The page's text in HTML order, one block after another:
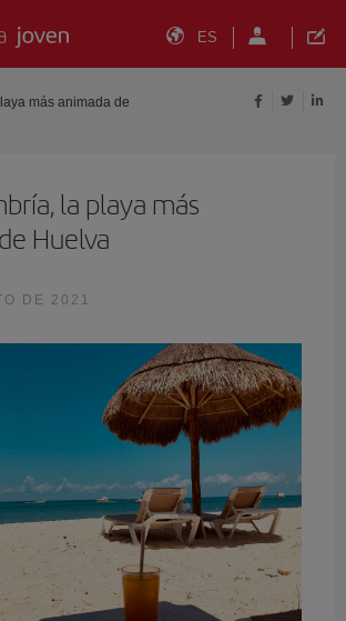
ES
más animada de
la playa más
Huelva
DE 2021